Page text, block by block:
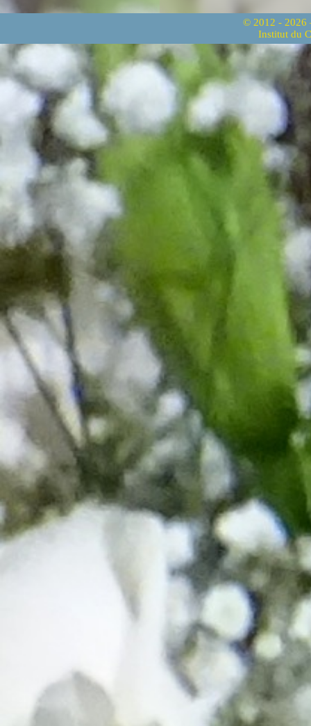
© 2012 -
Institut du